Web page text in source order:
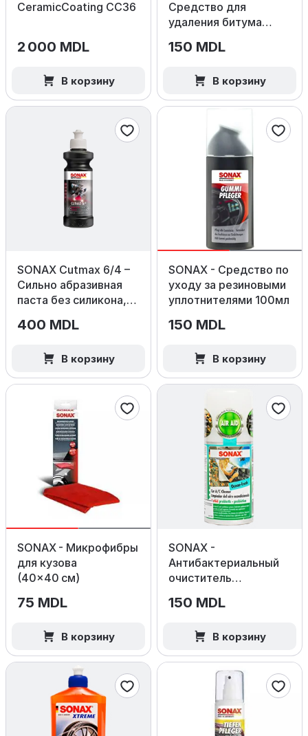
CeramicCoating CC36
2 000 MDL
В корзину
Средство для
удаления битума
150 MDL
В корзину
SONAX Cutmax 6/4 –
Сильно абразивная
паста без силикона,
400 MDL
В корзину
SONAX - Средство по
уходу за резиновыми
уплотнителями 100мл
150 MDL
В корзину
SONAX - Микрофибры
для кузова
(40×40 см)
75 MDL
В корзину
SONAX -
Антибактериальный
очиститель
Fresh
150 MDL
В корзину